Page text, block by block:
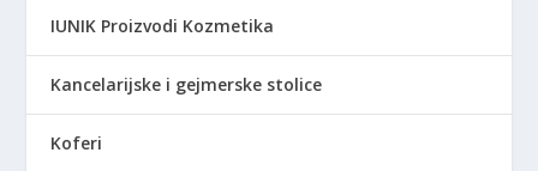
IUNIK Proizvodi Kozmetika
Kancelarijske i gejmerske stolice
Koferi